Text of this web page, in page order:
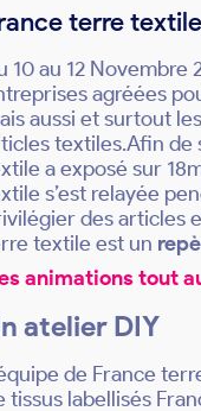
terre
10 au 12 Novembre
agréées
aussi et surtout
textiles.Afin de
a exposé sur
s’est relayée
des articles
textile est un
animations tout
atelier DIY
de France
tissus labellisés